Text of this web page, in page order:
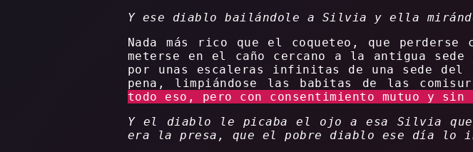
Y ese diablo bailándole a Silvia y ella
Nada más rico que el coqueteo, que
meterse en el caño cercano a la antigua
por unas escaleras infinitas de una sede
pena, limpiándose las babitas de las
todo eso, pero con consentimiento mutuo y sin
Y el diablo le picaba el ojo a esa Silvia que
era la presa, que el pobre diablo ese día lo